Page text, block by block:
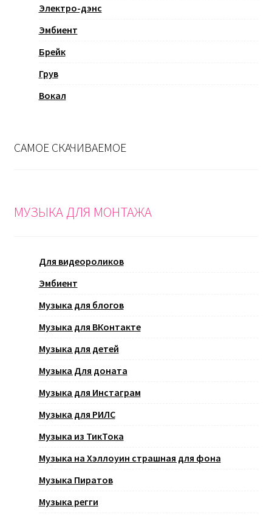
Электро-дэнс
Эмбиент
Брейк
Грув
Вокал
САМОЕ СКАЧИВАЕМОЕ
МУЗЫКА ДЛЯ МОНТАЖА
Для видеороликов
Эмбиент
Музыка для блогов
Музыка для ВКонтакте
Музыка для детей
Музыка Для доната
Музыка для Инстаграм
Музыка для РИЛС
Музыка из ТикТока
Музыка на Хэллоуин страшная для фона
Музыка Пиратов
Музыка регги